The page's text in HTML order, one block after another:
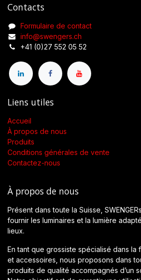
Contacts
Formulaire de contact
info@swengers.ch
+41 (0)27 552 05 52
Liens utiles
Accueil
À propos de nous
Produits
Conditions générales de vente
Contactez-nous
À propos de nous
Présent dans toute la Suisse,
fournir les luminaires et la lumière
lieux.
En tant que grossiste spécialisé dans la
et accessoires, nous proposons dans
produits de qualité accompagnés d’un